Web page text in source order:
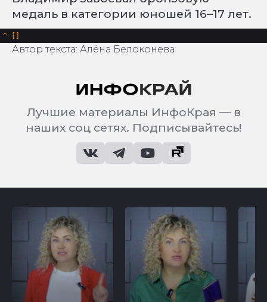
медаль в категории юношей 16–17 лет.
^
Автор текста: Алёна Белоконева
Лучшие материалы ИнфоКрая — в
наших соц сетях. Подписывайтесь!